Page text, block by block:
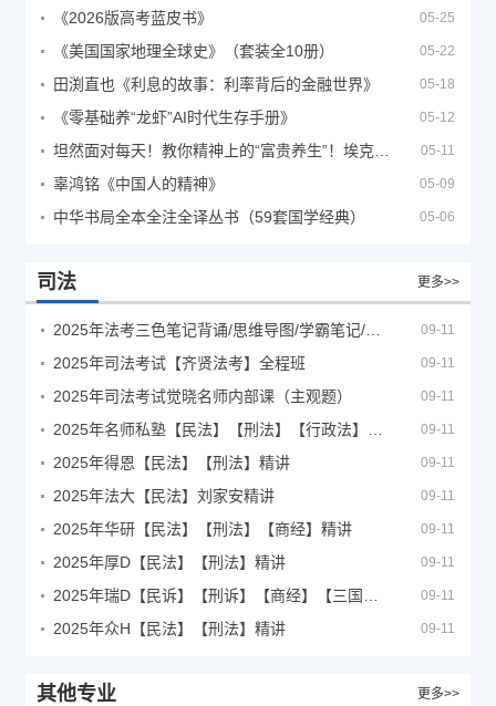
《2026版高考蓝皮书》 05-25
《美国国家地理全球史》（套装全10册） 05-22
田渕直也《利息的故事：利率背后的金融世界》 05-18
《零基础养“龙虾”AI时代生存手册》 05-12
05-11
辜鸿铭《中国人的精神》 05-09
中华书局全本全注全译丛书（59套国学经典） 05-06
司法 更多>>
09-11
2025年司法考试【齐贤法考】全程班 09-11
2025年司法考试觉晓名师内部课（主观题） 09-11
09-11
2025年得恩【民法】【刑法】精讲 09-11
2025年法大【民法】刘家安精讲 09-11
2025年华研【民法】【刑法】【商经】精讲 09-11
2025年厚D【民法】【刑法】精讲 09-11
09-11
2025年众H【民法】【刑法】精讲 09-11
其他专业 更多>>